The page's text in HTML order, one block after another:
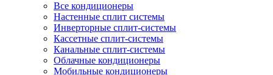
Все кондиционеры
Настенные сплит системы
Инверторные сплит-системы
Кассетные сплит-системы
Канальные сплит-системы
Облачные кондиционеры
Мобильные кондиционеры